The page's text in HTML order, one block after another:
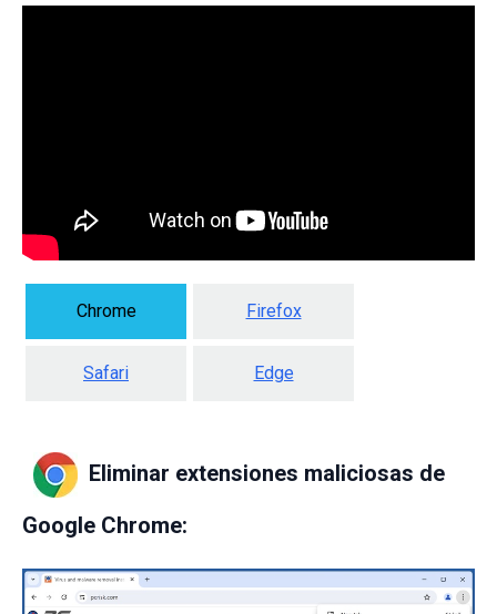
Chrome Firefox
Safari Edge
Eliminar extensiones maliciosas de
Google Chrome: